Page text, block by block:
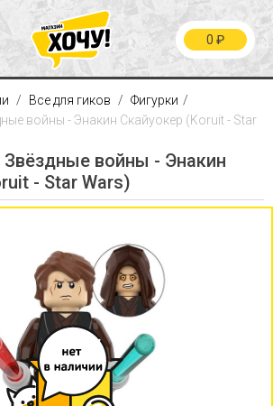
0 ₽
Все для гиков
Фигурки
войны - Энакин Скайуокер (Koruit - Star
войны - Энакин
- Star Wars)